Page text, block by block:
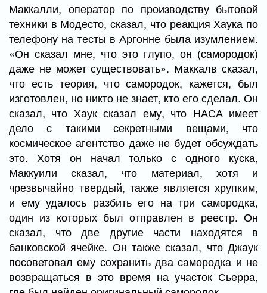
Маккалли, оператор по производству бытовой
техники в Модесто, сказал, что реакция Хаука по
телефону на тесты в Аргонне была изумлением.
«Он сказал мне, что это глупо, он (самородок)
даже не может существовать». Маккалв сказал,
что есть теория, что самородок, кажется, был
изготовлен, но никто не знает, кто его сделал. Он
сказал, что Хаук сказал ему, что НАСА имеет
дело с такими секретными вещами, что
космическое агентство даже не будет обсуждать
это. Хотя он начал только с одного куска,
Маккуили сказал, что материал, хотя и
чрезвычайно твердый, также является хрупким,
и ему удалось разбить его на три самородка,
один из которых был отправлен в реестр. Он
сказал, что две другие части находятся в
банковской ячейке. Он также сказал, что Джаук
посоветовал ему сохранить два самородка и не
возвращаться в это время на участок Сьерра,